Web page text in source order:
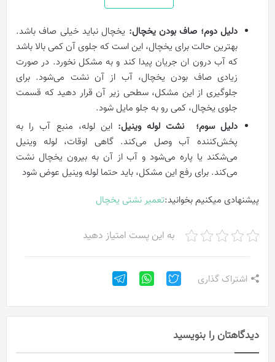
دلیل دوم؛ صاف بودن یخچال: یخچال نباید خیلی صاف باشد.
بهترین حالت برای یخچال، این است که جلوی آن کمی بالا باشد
که آب درون ان جریان پیدا کند و به مشکل نخورد. در صورت
زیادی صاف بودن یخچال، آب از آن نشت می‌شود. برای
جلوگیری از این مشکل، سطحی زیر آن قرار دهید که قسمت
جلوی یخچال، کمی رو به جلو مایل شود.
دلیل سوم؛ نشت لوله وینیل: این لوله، منبع آب را به
پخش‌کننده آب وصل می‌کند. گاهی اوقات، لوله وینیل
می‌شکند یا پاره می‌شود و آب از آن به بیرون یخچال نشت
می‌کند. برای رفع این مشکل، باید حتما لوله وینیل عوض شود
پیشنهادی میکنیم بخوانید:تعمیر نشتی یخچال
به این پست امتیاز دهید
اشتراک گذاری
دیدگاهتان را بنویسید